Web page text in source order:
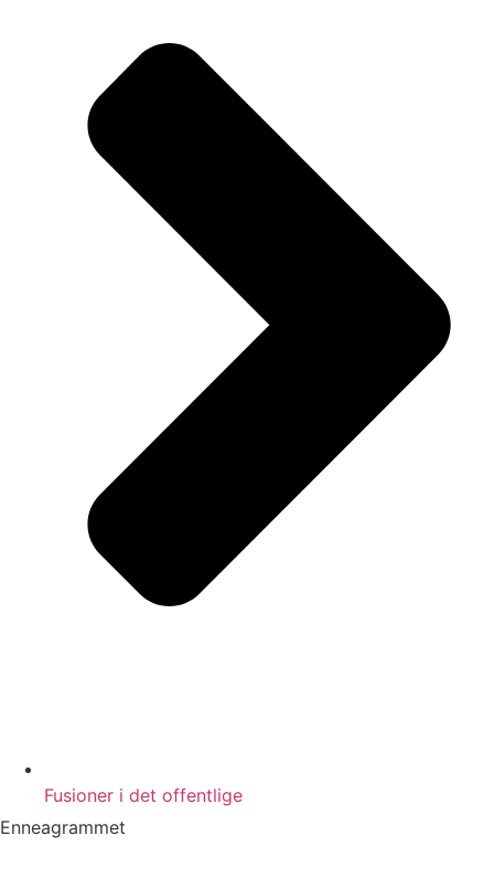
Fusioner i det offentlige
Enneagrammet